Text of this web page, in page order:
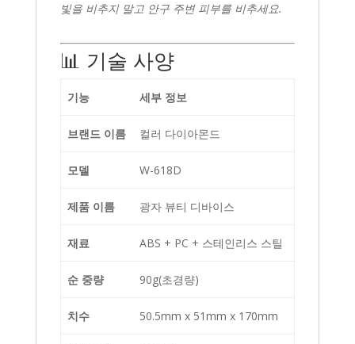
빛을 비추지 말고 안구 주변 피부를 비추세요.
📊 기술 사양
기능 세부 정보
브랜드 이름 컬러 다이아몬드
모델 W-618D
제품 이름 광자 뷰티 디바이스
재료 ABS + PC + 스테인리스 스틸
순 중량 90g(초경량)
치수 50.5mm x 51mm x 170mm